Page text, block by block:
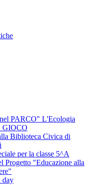
PARCO" L'Ecologia
GIOCO
Biblioteca Civica di
per la classe 5^A
Progetto "Educazione alla
day